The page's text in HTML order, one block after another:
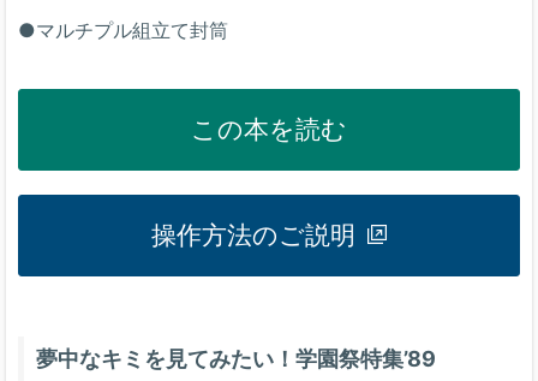
●マルチプル組立て封筒
この本を読む
操作方法のご説明
夢中なキミを見てみたい！学園祭特集’89